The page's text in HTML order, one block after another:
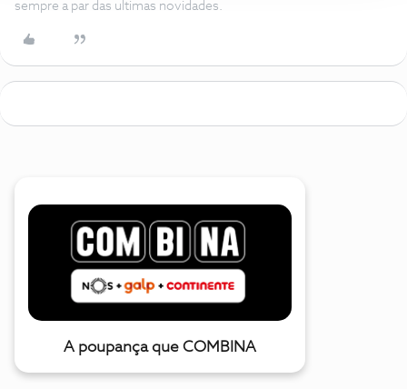
sempre a par das ultimas novidades.
A poupança que COMBINA